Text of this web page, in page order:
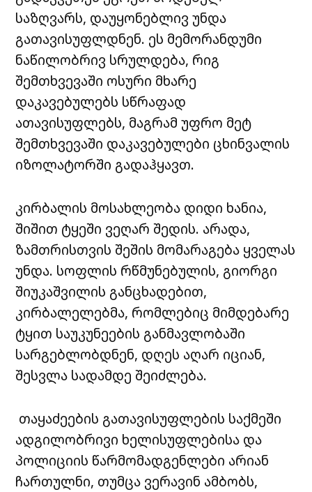
საზღვარს, დაუყონებლივ უნდა
გათავისუფლდნენ. ეს მემორანდუმი
ნაწილობრივ სრულდება, რიგ
შემთხვევაში ოსური მხარე
დაკავებულებს სწრაფად
ათავისუფლებს, მაგრამ უფრო მეტ
შემთხვევაში დაკავებულები ცხინვალის
იზოლატორში გადაჰყავთ.
კირბალის მოსახლეობა დიდი ხანია,
შიშით ტყეში ვეღარ შედის. არადა,
ზამთრისთვის შეშის მომარაგება ყველას
უნდა. სოფლის რწმუნებულის, გიორგი
შიუკაშვილის განცხადებით,
კირბალელებმა, რომლებიც მიმდებარე
ტყით საუკუნეების განმავლობაში
სარგებლობდნენ, დღეს აღარ იციან,
შესვლა სადამდე შეიძლება.
თაყაძეების გათავისუფლების საქმეში
ადგილობრივი ხელისუფლებისა და
პოლიციის წარმომადგენლები არიან
ჩართულნი, თუმცა ვერავინ ამბობს,